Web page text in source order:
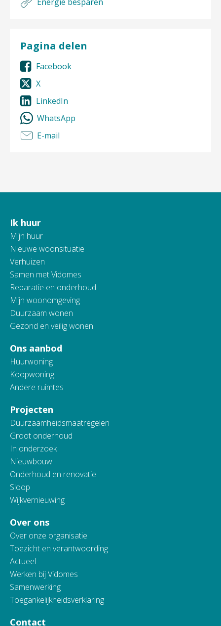
Pagina delen
Facebook
X
LinkedIn
WhatsApp
E-mail
Contactinformatie
Ik huur
Mijn huur
Nieuwe woonsituatie
Verhuizen
Samen met Vidomes
Reparatie en onderhoud
Mijn woonomgeving
Duurzaam wonen
Gezond en veilig wonen
Ons aanbod
Huurwoning
Koopwoning
Andere ruimtes
Projecten
Duurzaamheidsmaatregelen
Groot onderhoud
In onderzoek
Nieuwbouw
Onderhoud en renovatie
Sloop
Wijkvernieuwing
Over ons
Over onze organisatie
Toezicht en verantwoording
Actueel
Werken bij Vidomes
Samenwerking
Toegankelijkheidsverklaring
Contact